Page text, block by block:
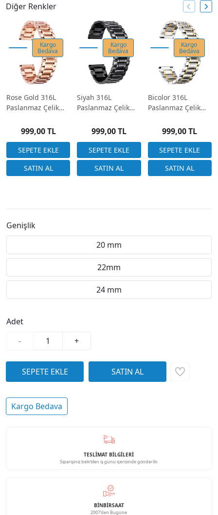
Diğer Renkler
Rose Gold 316L
Paslanmaz Çelik
22-24mm
999,00 TL
Kargo
Bedava
Siyah 316L
Paslanmaz Çelik
22-24mm
999,00 TL
Kargo
Bedava
Bicolor 316L
Paslanmaz Çelik
22-24mm
999,00 TL
Kargo
Bedava
Genişlik
20 mm
22mm
24 mm
Adet
-
+
Kargo Bedava
TESLİMAT BİLGİLERİ
Siparişiniz belirtilen iş günü içerisinde gönderilir.
BINBIRSAAT
2007'den Bugüne